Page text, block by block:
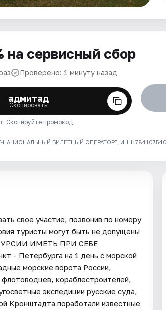
на сервисный сбор
Проверено: 1 минуту назад
адмитад
Скопировать
Скопируйте промокод
БИЛЕТНЫЙ ОПЕРАТОР", ИНН: 7841075409
свое участие, позвонив по номеру
туристы могут быть не допущены
ИМЕТЬ ПРИ СЕБЕ
- Петербурга на 1 день с морской
морские ворота России,
кораблестроителей,
экспедиции русские суда,
Кронштадта поработали известные